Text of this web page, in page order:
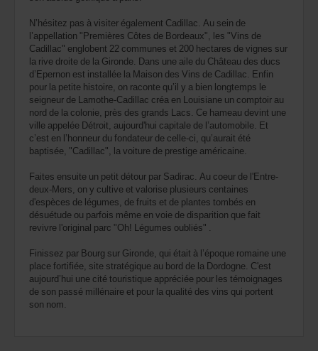
N’hésitez pas à visiter également Cadillac. Au sein de
l’appellation "Premières Côtes de Bordeaux", les "Vins de
Cadillac" englobent 22 communes et 200 hectares de vignes sur
la rive droite de la Gironde. Dans une aile du Château des ducs
d’Epernon est installée la Maison des Vins de Cadillac. Enfin
pour la petite histoire, on raconte qu’il y a bien longtemps le
seigneur de Lamothe-Cadillac créa en Louisiane un comptoir au
nord de la colonie, près des grands Lacs. Ce hameau devint une
ville appelée Détroit, aujourd'hui capitale de l’automobile. Et
c’est en l’honneur du fondateur de celle-ci, qu’aurait été
baptisée, "Cadillac", la voiture de prestige américaine.
Faites ensuite un petit détour par Sadirac. Au coeur de l'Entre-
deux-Mers, on y cultive et valorise plusieurs centaines
d'espèces de légumes, de fruits et de plantes tombés en
désuétude ou parfois même en voie de disparition que fait
revivre l'original parc "Oh! Légumes oubliés" .
Finissez par Bourg sur Gironde, qui était à l’époque romaine une
place fortifiée, site stratégique au bord de la Dordogne. C'est
aujourd’hui une cité touristique appréciée pour les témoignages
de son passé millénaire et pour la qualité des vins qui portent
son nom.